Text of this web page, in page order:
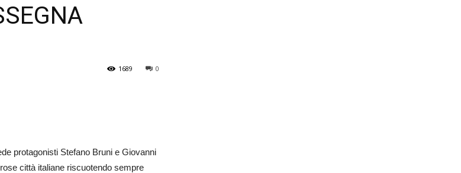
Veneto
0
1689
protagonisti Stefano Bruni e Giovanni
città italiane riscuotendo sempre